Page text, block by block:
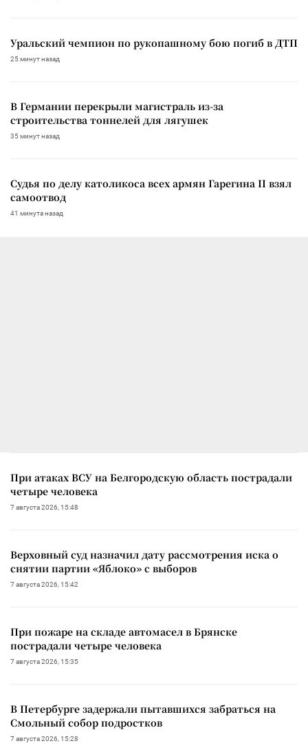
Уральский чемпион по рукопашному бою погиб в ДТП
25 минут назад
В Германии перекрыли магистраль из-за
строительства тоннелей для лягушек
35 минут назад
Судья по делу католикоса всех армян Гарегина II взял
самоотвод
41 минута назад
При атаках ВСУ на Белгородскую область пострадали
четыре человека
7 августа 2026, 15:48
Верховный суд назначил дату рассмотрения иска о
снятии партии «Яблоко» с выборов
7 августа 2026, 15:42
При пожаре на складе автомасел в Брянске
пострадали четыре человека
7 августа 2026, 15:35
В Петербурге задержали пытавшихся забраться на
Смольный собор подростков
7 августа 2026, 15:28